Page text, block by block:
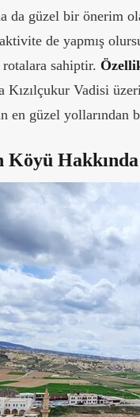
da güzel bir önerim
de yapmış
sahiptir.
Kızılçukur Vadisi
en güzel yollarından
Köyü